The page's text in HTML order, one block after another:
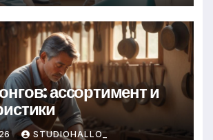
ассортимент и
STUDIOHALLO_